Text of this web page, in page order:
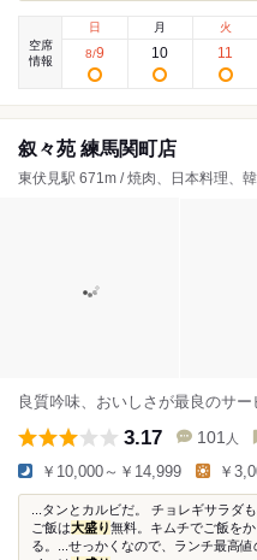
空席
情報
日
8/9
月
10
火
11
叙々苑 練馬関町店
東伏見駅 671m / 焼肉、日本料理、
良質吟味、おいしさが最良のサー
3.17 101 人
￥10,000～￥14,999 ￥
...タンとカルビだ。 チョレギサラダ
ご飯は大盛り無料。キムチでご飯を
る。...せっかくなので、ランチ最高